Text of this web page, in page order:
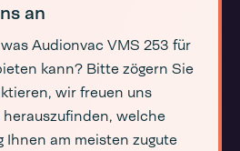
an
Audionvac VMS 253 für
kann? Bitte zögern Sie
wir freuen uns
herauszufinden, welche
Ihnen am meisten zugute